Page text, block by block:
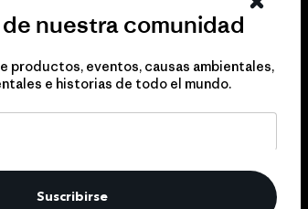
nuestra comunidad
productos, eventos, causas ambientales,
e historias de todo el mundo.
Suscribirse